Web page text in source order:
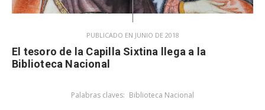
PUBLICADO EN JUNIO DE 2018
El tesoro de la Capilla Sixtina llega a la
Biblioteca Nacional
Palabras claves: Biblioteca Nacional